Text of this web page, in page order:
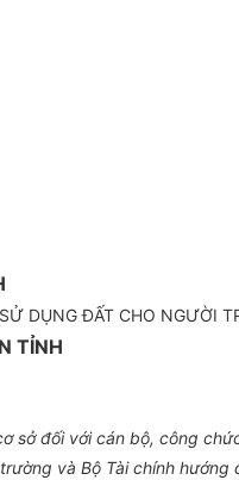
DỤNG ĐẤT CHO NGƯỜI
TỈNH
sở đối với cán bộ, công
và Bộ Tài chính